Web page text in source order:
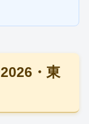
・東